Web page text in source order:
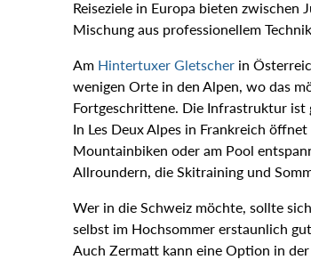
Reiseziele in Europa bieten
Mischung aus professionellem
Am Hintertuxer Gletscher in
wenigen Orte in den Alpen, wo das
Fortgeschrittene. Die Infrastruktur ist
In Les Deux Alpes in Frankreich
Mountainbiken oder am Pool
Allroundern, die Skitraining und
Wer in die Schweiz möchte, sollte
selbst im Hochsommer erstaunlich
Auch Zermatt kann eine Option in der